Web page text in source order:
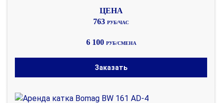
763 РУБ/ЧАС
6 100 РУБ/СМЕНА
Заказать